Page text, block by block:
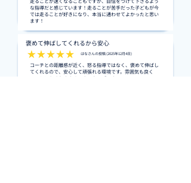
な指導だと感じています！走ることが苦手だった子どもが今
では走ることが好きになり、本当に通わせてよかったと思い
ます！
褒めて伸ばしてくれるから安心
はなさんの投稿 (2025年12月4日)
コーチとの距離感が近く、怒る指導ではなく、褒めて伸ばし
てくれるので、安心して頑張れる環境です。雰囲気も良く
て、とにかくおすすめできるクラブです！